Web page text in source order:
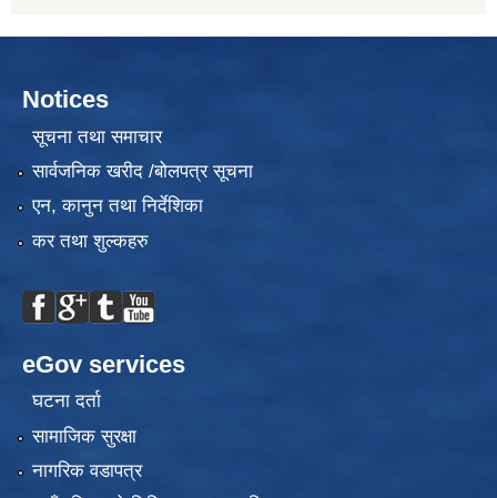
Notices
सूचना तथा समाचार
सार्वजनिक खरीद /बोलपत्र सूचना
एन, कानुन तथा निर्देशिका
कर तथा शुल्कहरु
eGov services
घटना दर्ता
सामाजिक सुरक्षा
नागरिक वडापत्र